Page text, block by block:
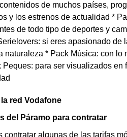
de muchos países,
y los estrenos de actualidad *
de todo tipo de deportes y
si eres apasionado de
naturaleza * Pack Música: con
para ser visualizados
red Vodafone
del Páramo para contratar
algunas de las tarifas